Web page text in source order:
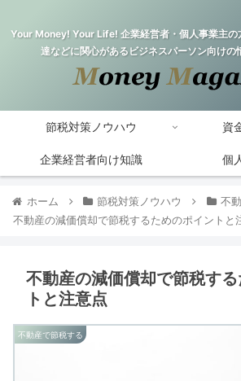
Your Money! Your Life! 企業経営者・個人事業主の
達などに関心があるビジネスパーソン向けの
節税対策ノウハウ 資
企業経営者向け知識 個
ホーム 節税対策ノウハウ
不
不動産の減価償却で節税するためのポイントと
不動産の減価償却で節税す
トと注意点
不動産で節税する